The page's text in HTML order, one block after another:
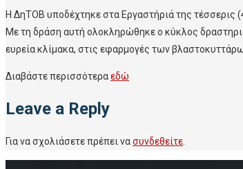
Η ΔηΤΟΒ υποδέχτηκε στα Εργαστήριά της τέσσερις
Με τη δράση αυτή ολοκληρώθηκε ο κύκλος
ευρεία κλίμακα, στις εφαρμογές των
Διαβάστε περισσότεραεδώ
Leave a Reply
Για να σχολιάσετε πρέπει νασυνδεθείτε